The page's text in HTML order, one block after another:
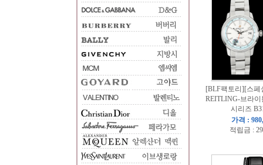
[BLF팩토리][스
REITLING-브라이
시리즈
가격 :
적립금 :